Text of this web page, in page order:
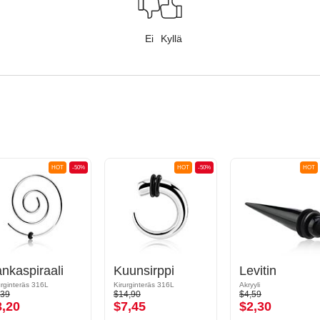
Ei Kyllä
-50%
HOT
316L
-50%
HOT
Kuunsirppi
Kirurginteräs 316L
$14,90
$7,45
HOT
Levitin
Akryyli
$4,59
$2,30